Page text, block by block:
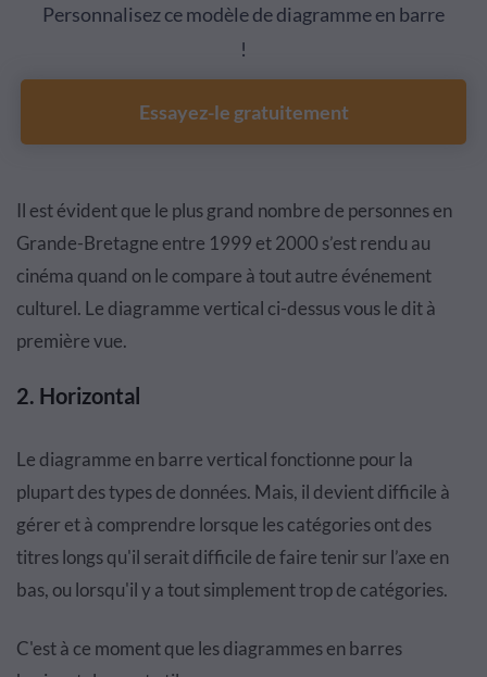
Personnalisez ce modèle de diagramme en barre
!
Essayez-le gratuitement
Il est évident que le plus grand nombre de personnes en
Grande-Bretagne entre 1999 et 2000 s’est rendu au
cinéma quand on le compare à tout autre événement
culturel. Le diagramme vertical ci-dessus vous le dit à
première vue.
2. Horizontal
Le diagramme en barre vertical fonctionne pour la
plupart des types de données. Mais, il devient difficile à
gérer et à comprendre lorsque les catégories ont des
titres longs qu'il serait difficile de faire tenir sur l’axe en
bas, ou lorsqu'il y a tout simplement trop de catégories.
C'est à ce moment que les diagrammes en barres